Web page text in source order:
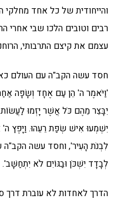
והייחודית של כל אחד מחלקי
רבים וטובים הלכו שבי אחרי
עצמם את קיצם התרבותי,
חסד עשה הקב"ה עם העולם
'וַיֹּאמֶר ה' הֵן עַם אֶחָד וְשָׂפָה
יִבָּצֵר מֵהֶם כֹּל אֲשֶׁר יָזְמוּ
יִשְׁמְעוּ אִישׁ שְׂפַת רֵעֵהוּ. וַיָּפֶץ
לִבְנֹת הָעִיר', וחסד עשה
לְבָדָד יִשְׁכֹּן וּבַגּוֹיִם לֹא יִתְחַשָּׁב'.
הדרך לאחדות לא עוברת דרך